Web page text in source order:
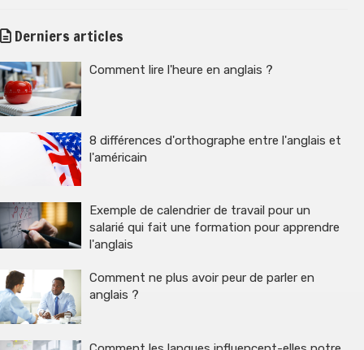
Derniers articles
Comment lire l'heure en anglais ?
8 différences d'orthographe entre l'anglais et
l'américain
Exemple de calendrier de travail pour un
salarié qui fait une formation pour apprendre
l'anglais
Comment ne plus avoir peur de parler en
anglais ?